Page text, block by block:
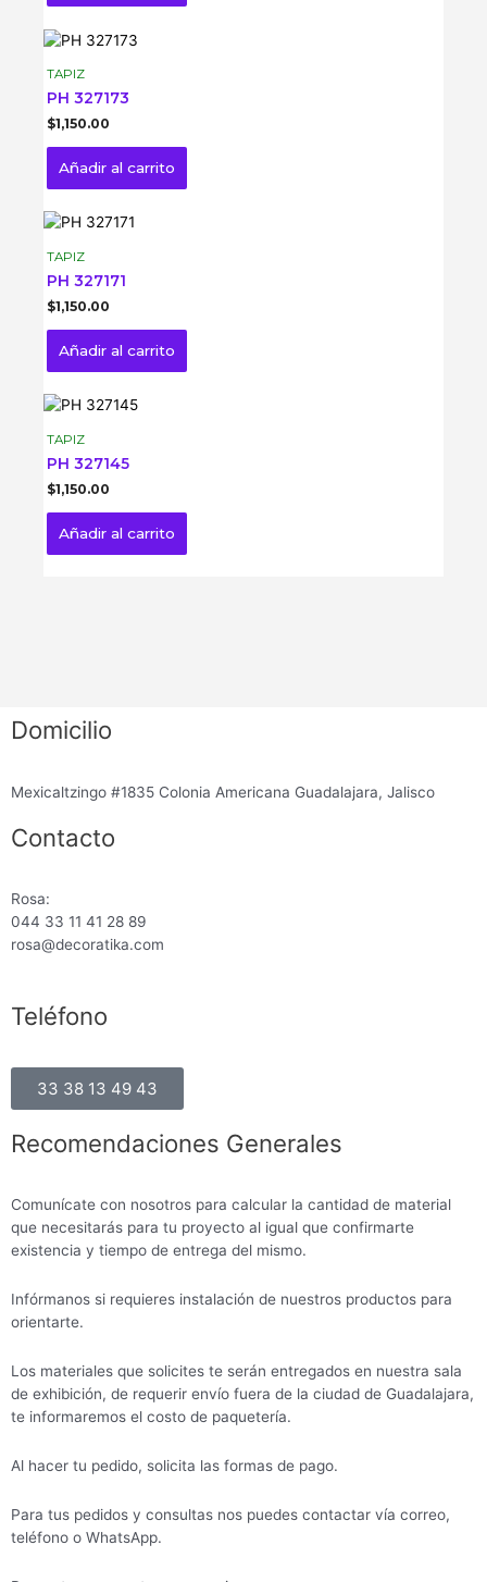
TAPIZ
PH 327173
$1,150.00
Añadir al carrito
TAPIZ
PH 327171
$1,150.00
Añadir al carrito
TAPIZ
PH 327145
$1,150.00
Añadir al carrito
Domicilio
Mexicaltzingo #1835 Colonia Americana Guadalajara, Jalisco
Contacto
Rosa:
044 33 11 41 28 89
rosa@decoratika.com
Teléfono
33 38 13 49 43
Recomendaciones Generales
Comunícate con nosotros para calcular la cantidad de material
que necesitarás para tu proyecto al igual que confirmarte
existencia y tiempo de entrega del mismo.
Infórmanos si requieres instalación de nuestros productos para
orientarte.
Los materiales que solicites te serán entregados en nuestra sala
de exhibición, de requerir envío fuera de la ciudad de Guadalajara,
te informaremos el costo de paquetería.
Al hacer tu pedido, solicita las formas de pago.
Para tus pedidos y consultas nos puedes contactar vía correo,
teléfono o WhatsApp.